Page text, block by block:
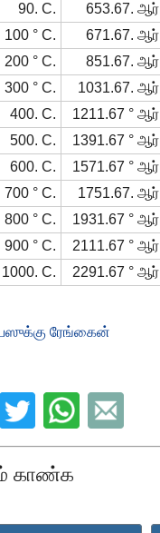
90. C.
653.67. ஆர்
100 ° C.
671.67. ஆர்
200 ° C.
851.67. ஆர்
300 ° C.
1031.67. ஆர்
400. C.
1211.67 ° ஆர்
500. C.
1391.67 ° ஆர்
600. C.
1571.67 ° ஆர்
700 ° C.
1751.67. ஆர்
800 ° C.
1931.67 ° ஆர்
900 ° C.
2111.67 ° ஆர்
1000. C.
2291.67 ° ஆர்
ரேங்கைன்
காண்க